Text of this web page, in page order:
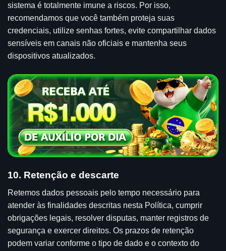
sistema é totalmente imune a riscos. Por isso,
recomendamos que você também proteja suas
credenciais, utilize senhas fortes, evite compartilhar dados
sensíveis em canais não oficiais e mantenha seus
dispositivos atualizados.
10. Retenção e descarte
Retemos dados pessoais pelo tempo necessário para
atender às finalidades descritas nesta Política, cumprir
obrigações legais, resolver disputas, manter registros de
segurança e exercer direitos. Os prazos de retenção
podem variar conforme o tipo de dado e o contexto do